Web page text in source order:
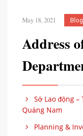
May 18, 2021 Blog
Address
Sở Lao động –
Quảng Nam
Planning &